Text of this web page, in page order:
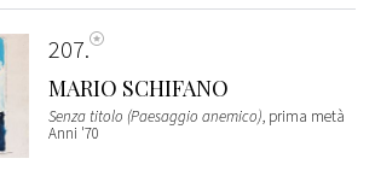
207
MARIO SCHIFANO
Senza titolo (Paesaggio anemico), prima metà
Anni '70